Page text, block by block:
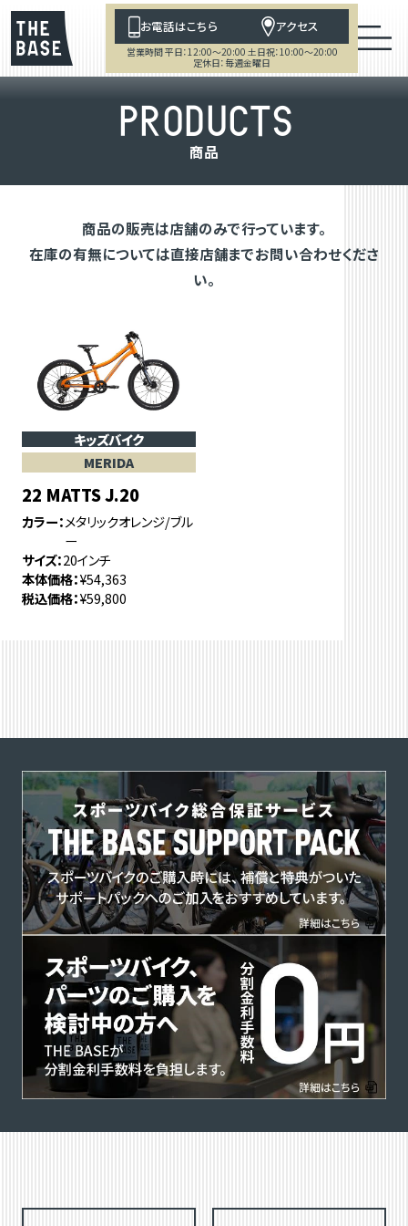
お電話はこちら アクセス
営業時間 平日：12:00～20:00 土日祝：10:00～20:00
定休日：毎週金曜日
PRODUCTS
商品
商品の販売は店舗のみで行っています。
在庫の有無については直接店舗までお問い合わせくださ
い。
キッズバイク
MERIDA
22 MATTS J.20
カラー メタリックオレンジ/ブル
ー
サイズ 20インチ
本体価格 ¥54,363
税込価格 ¥59,800